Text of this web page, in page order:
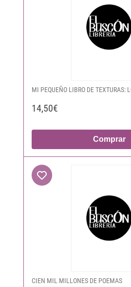
MI PEQUEÑO LIBRO DE TEXTURAS:
14,50€
Comprar
CIEN MIL MILLONES DE POEMAS